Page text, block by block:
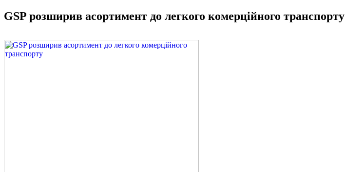
GSP розширив асортимент до легкого комерційного транспорту